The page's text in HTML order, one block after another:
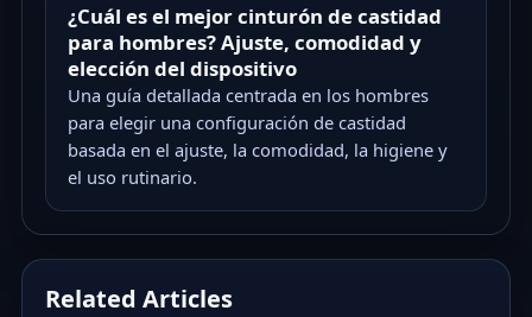
¿Cuál es el mejor cinturón de castidad
para hombres? Ajuste, comodidad y
elección del dispositivo
Una guía detallada centrada en los hombres
para elegir una configuración de castidad
basada en el ajuste, la comodidad, la higiene y
el uso rutinario.
Related Articles